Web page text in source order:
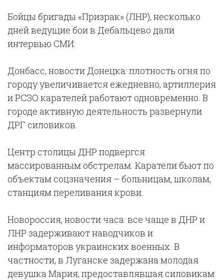
Бойцы бригады «Призрак» (ЛНР), несколько
дней ведущие бои в Дебальцево дали
интервью СМИ:
Донбасс, новости Донецка: плотность огня по
городу увеличивается ежедневно, артиллерия
и РСЗО карателей работают одновременно. В
городе активную деятельность развернули
ДРГ силовиков.
Центр столицы ДНР подвергся
массированным обстрелам. Каратели бьют по
объектам соцзначения – больницам, школам,
станциям переливания крови.
Новороссия, новости часа: все чаще в ДНР и
ЛНР задерживают наводчиков и
информаторов украинских военных. В
частности, в Луганске задержана молодая
девушка Мария, предоставлявшая силовикам